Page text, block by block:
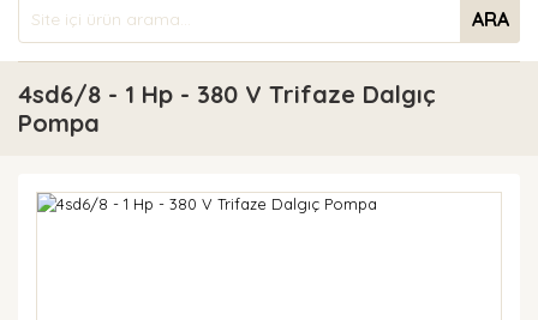
ARA
4sd6/8 - 1 Hp - 380 V Trifaze Dalgıç
Pompa